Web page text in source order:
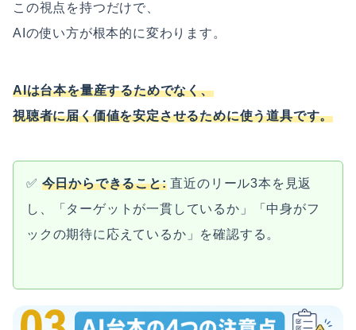
この視点を持つだけで、
AIの使い方が根本的に変わります。
AIは台本を量産するためでなく、
視聴者に届く価値を安定させるために使う道具です。
✅ 今日からできること:直近のリール3本を見返
し、「ターゲットが一貫しているか」「中身がフ
ックの期待に応えているか」を確認する。